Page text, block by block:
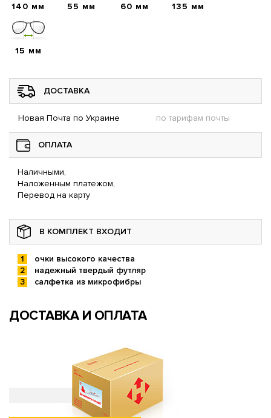
140 мм 55 мм 60 мм 135 мм
15 мм
ДОСТАВКА
Новая Почта по Украине по тарифам почты
ОПЛАТА
Наличными,
Наложенным платежом,
Перевод на карту
В КОМПЛЕКТ ВХОДИТ
очки высокого качества
надежный твердый футляр
салфетка из микрофибры
ДОСТАВКА И ОПЛАТА